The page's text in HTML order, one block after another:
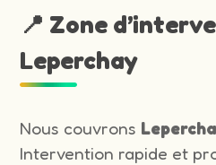
📍 Zone
Leperchay
Nous couvrons
Intervention rapide et